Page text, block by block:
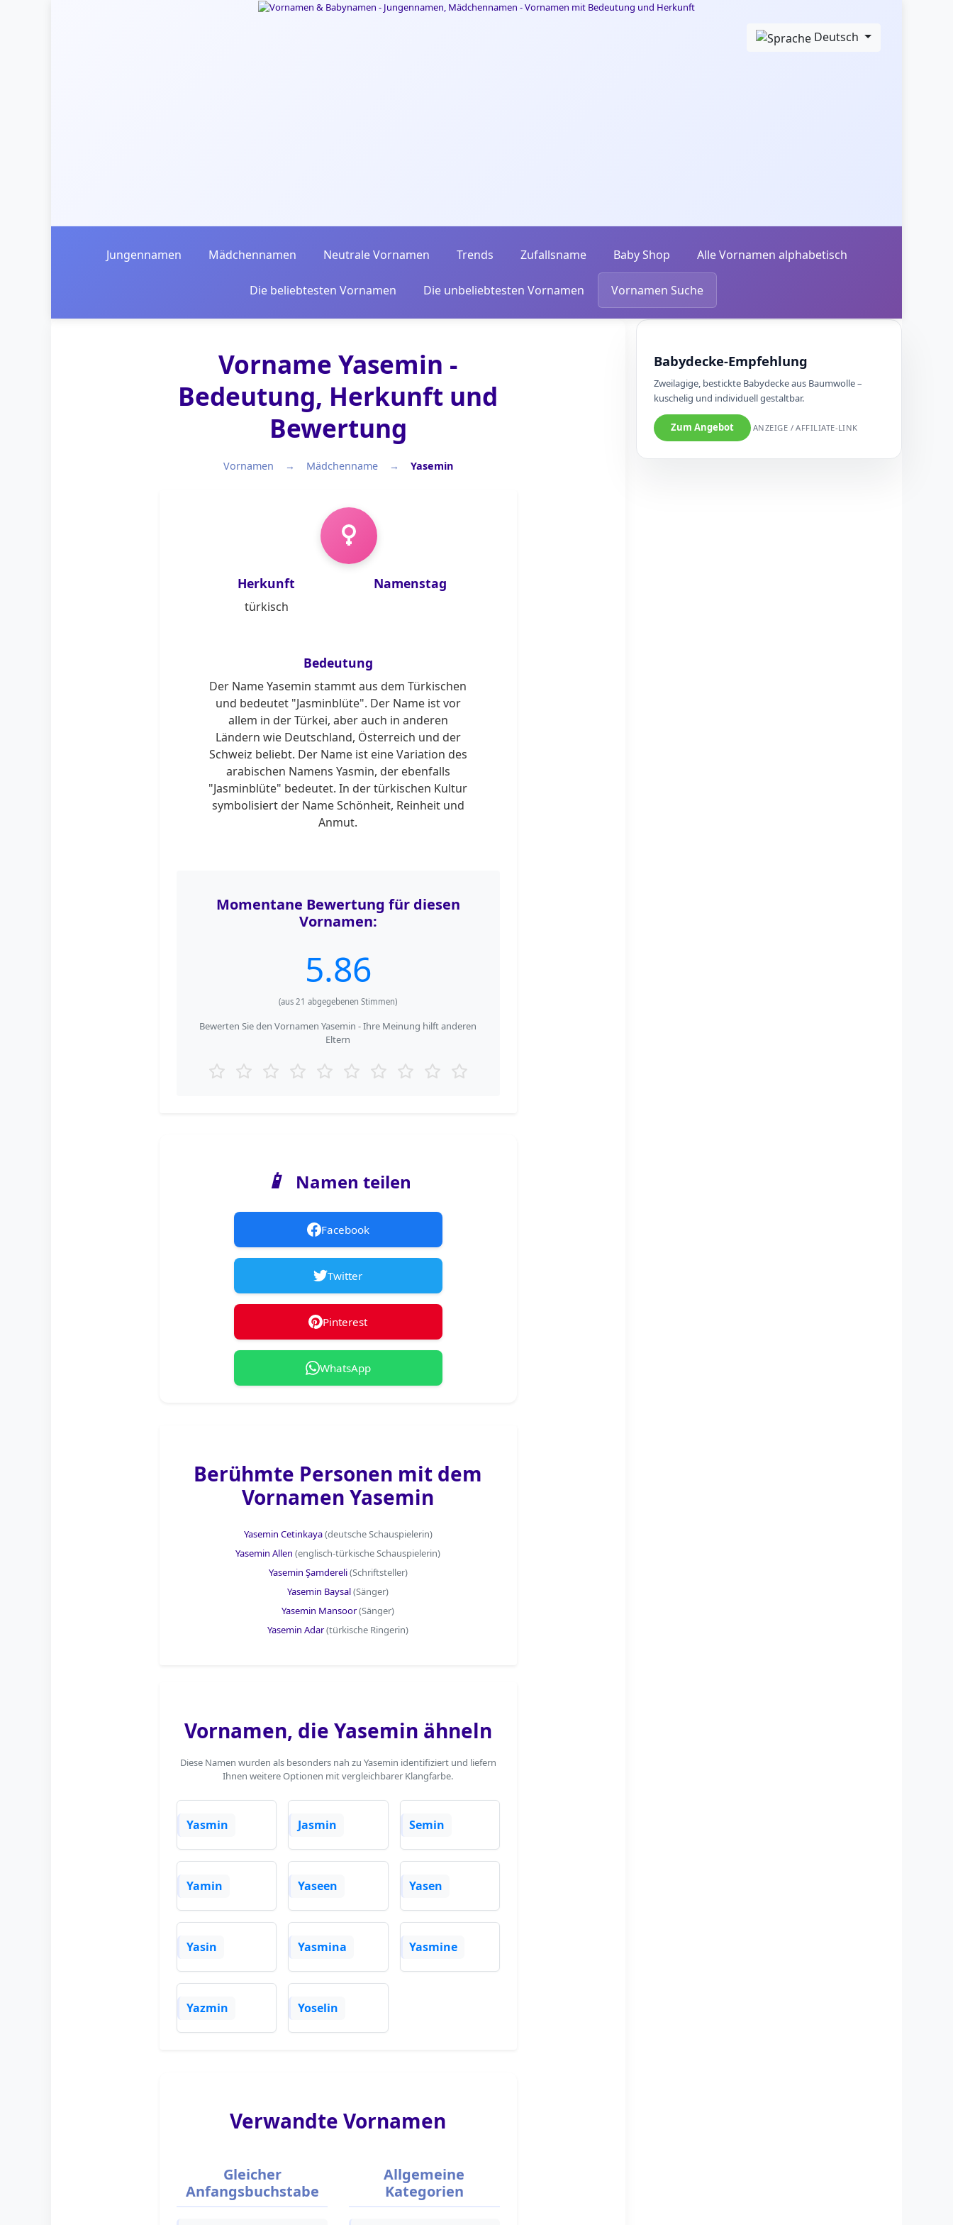
Deutsch
Jungennamen Mädchennamen Neutrale Vornamen Trends Zufallsname Baby Shop Alle Vornamen alphabetisch
Die beliebtesten Vornamen Die unbeliebtesten Vornamen Vornamen Suche
Vorname Yasemin -
Bedeutung, Herkunft und
Bewertung
Vornamen Mädchenname Yasemin
Mädchenname
Herkunft
türkisch
Namenstag
Bedeutung
Der Name Yasemin stammt aus dem Türkischen
und bedeutet "Jasminblüte". Der Name ist vor
allem in der Türkei, aber auch in anderen
Ländern wie Deutschland, Österreich und der
Schweiz beliebt. Der Name ist eine Variation des
arabischen Namens Yasmin, der ebenfalls
"Jasminblüte" bedeutet. In der türkischen Kultur
symbolisiert der Name Schönheit, Reinheit und
Anmut.
Momentane Bewertung für diesen
Vornamen:
5.86
(aus21 abgegebenen Stimmen)
Bewerten Sie den Vornamen Yasemin - Ihre Meinung hilft anderen
Eltern
📱 Namen teilen
Facebook
Twitter
Pinterest
WhatsApp
Berühmte Personen mit dem
Vornamen Yasemin
Yasemin Cetinkaya(deutsche Schauspielerin)
Yasemin Allen (englisch-türkische Schauspielerin)
Yasemin Şamdereli(Schriftsteller)
Yasemin Baysal(Sänger)
Yasemin Mansoor(Sänger)
Yasemin Adar(türkische Ringerin)
Vornamen, die Yasemin ähneln
Diese Namen wurden als besonders nah zu Yasemin identifiziert und liefern
Ihnen weitere Optionen mit vergleichbarer Klangfarbe.
Yasmin Jasmin Semin
Yamin Yaseen Yasen
Yasin Yasmina Yasmine
Yazmin Yoselin
Verwandte Vornamen
Gleicher
Anfangsbuchstabe
Allgemeine
Kategorien
Babydecke-Empfehlung
Zweilagige, bestickte Babydecke aus Baumwolle –
kuschelig und individuell gestaltbar.
Zum Angebot ANZEIGE / AFFILIATE-LINK